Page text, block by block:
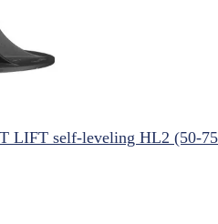
LIFT self-leveling HL2 (50-